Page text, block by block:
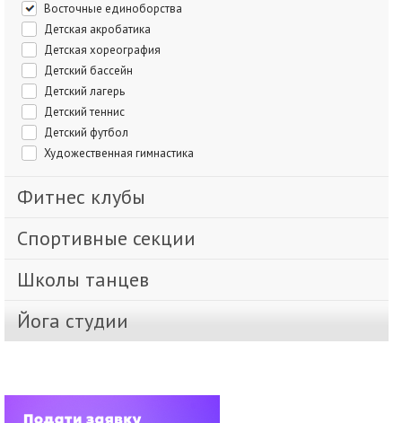
Восточные единоборства
Детская акробатика
Детская хореография
Детский бассейн
Детский лагерь
Детский теннис
Детский футбол
Художественная гимнастика
Фитнес клубы
Спортивные секции
Школы танцев
Йога студии